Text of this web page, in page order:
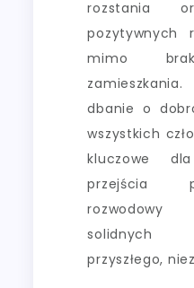
rozstania
pozytywnych
mimo
dbanie o
wszystkich
kluczowe dla
przejścia
solidnych
przyszłego,